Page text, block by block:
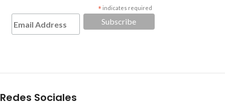
* indicates required
Redes Sociales